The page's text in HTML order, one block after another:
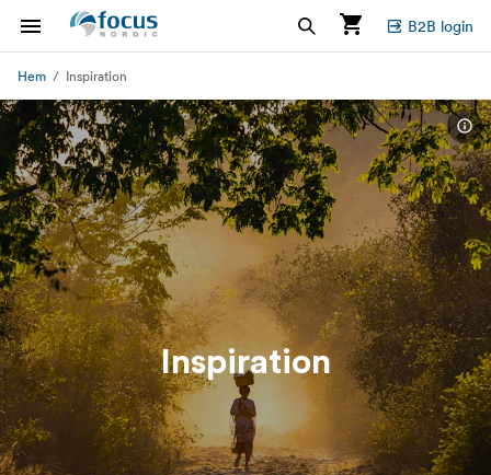
B2B login
Hem Inspiration
Inspiration